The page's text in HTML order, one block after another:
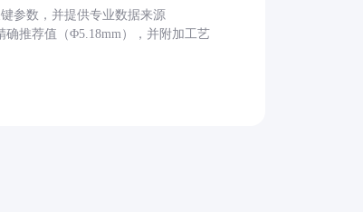
参数，并提供专业数据来源
确推荐值（Φ5.18mm），并附加工艺